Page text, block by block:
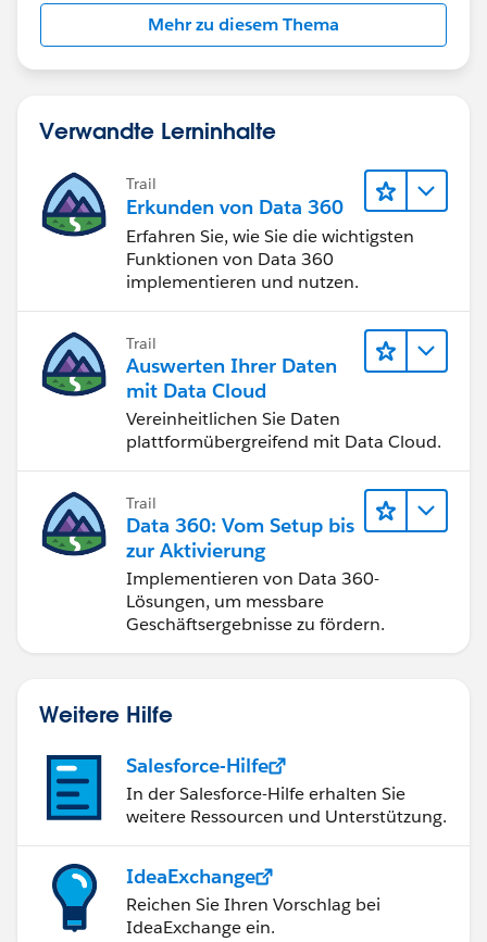
Mehr zu diesem Thema
Verwandte Lerninhalte
Trail
Erkunden von Data 360
Erfahren Sie, wie Sie die wichtigsten
Funktionen von Data 360
implementieren und nutzen.
Trail
Auswerten Ihrer Daten
mit Data Cloud
Vereinheitlichen Sie Daten
plattformübergreifend mit Data Cloud.
Trail
Data 360: Vom Setup bis
zur Aktivierung
Implementieren von Data 360-
Lösungen, um messbare
Geschäftsergebnisse zu fördern.
Weitere Hilfe
Salesforce-Hilfe
In der Salesforce-Hilfe erhalten Sie
weitere Ressourcen und Unterstützung.
IdeaExchange
Reichen Sie Ihren Vorschlag bei
IdeaExchange ein.